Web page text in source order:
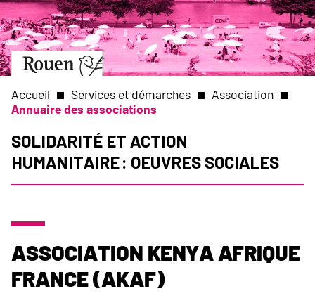
Aller
au
contenu
principal
Aller
à
page
d’accueil
Slide
1
of
1
Fil
d'Ariane
Accueil Services et démarches
Association
Annuaire des associations
Solidarité et Action
humanitaire : Oeuvres sociales
Association Kenya Afrique
France (AKAF)